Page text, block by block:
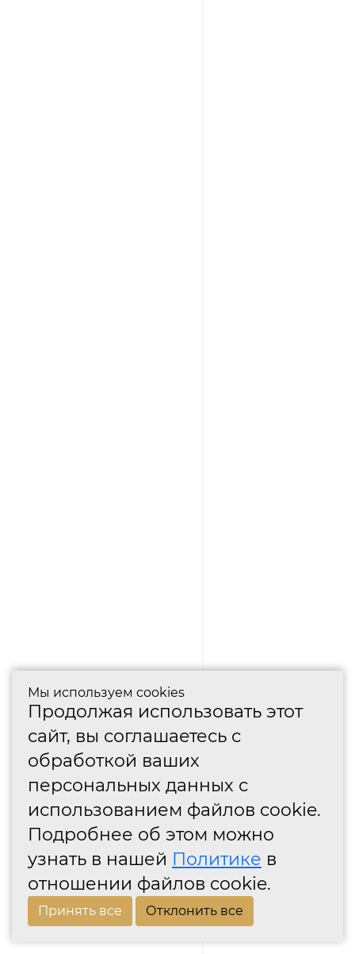
Мы используем cookies
Продолжая использовать этот
сайт, вы соглашаетесь с
обработкой ваших
персональных данных с
использованием файлов cookie.
Подробнее об этом можно
узнать в нашей Политике в
отношении файлов cookie.
Принять все Отклонить все